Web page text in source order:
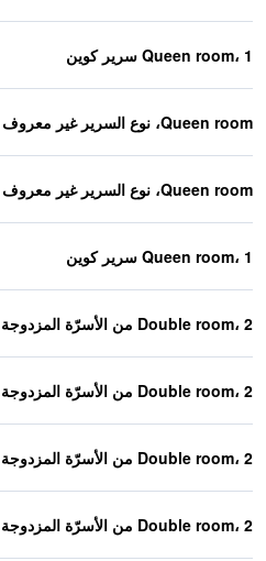
Queen room، 1 سرير كوين
Queen room، نوع السرير غير معروف
Queen room، نوع السرير غير معروف
Queen room، 1 سرير كوين
Double room، 2 من الأسرّة المزدوجة
Double room، 2 من الأسرّة المزدوجة
Double room، 2 من الأسرّة المزدوجة
Double room، 2 من الأسرّة المزدوجة